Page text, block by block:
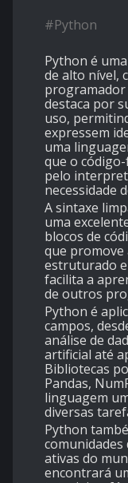
#Python
Python é
de alto nível,
programador
destaca por
uso,
expressem
uma
que o
pelo
necessidade
A sintaxe
uma
blocos de
que promove
estruturado e
facilita a
de outros
Python é
campos,
análise de
artificial até
Bibliotecas
Pandas,
linguagem
diversas
Python
comunidades
ativas do
encontrará